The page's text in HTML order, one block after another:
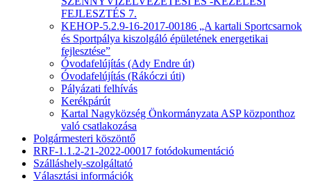
FEJLESZTÉS 7.
KEHOP-5.2.9-16-2017-00186 „A kartali Sportcsarnok
és Sportpálya kiszolgáló épületének energetikai
fejlesztése”
Óvodafelújítás (Ady Endre út)
Óvodafelújítás (Rákóczi úti)
Pályázati felhívás
Kerékpárút
Kartal Nagyközség Önkormányzata ASP központhoz
való csatlakozása
Polgármesteri köszöntő
RRF-1.1.2-21-2022-00017 fotódokumentáció
Szálláshely-szolgáltató
Választási információk